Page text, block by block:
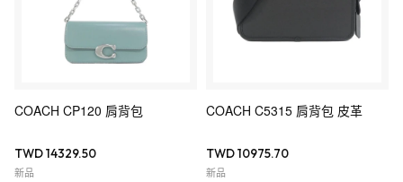
COACH CP120 肩背包
TWD 14329.50
新品
COACH C5315 肩背包 皮革
TWD 10975.70
新品